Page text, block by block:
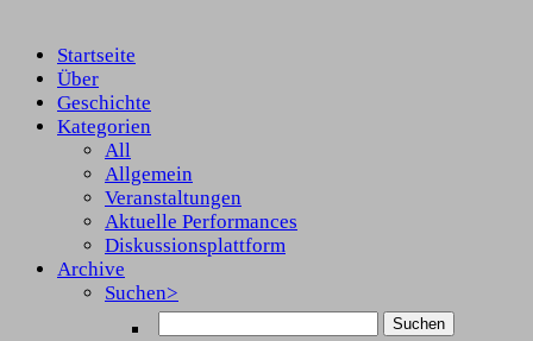
Startseite
Über
Geschichte
Kategorien
All
Allgemein
Veranstaltungen
Aktuelle Performances
Diskussionsplattform
Archive
Suchen>